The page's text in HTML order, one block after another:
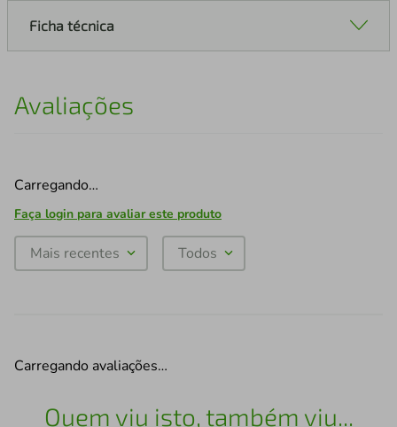
Ficha técnica
Avaliações
Carregando…
Faça login para avaliar este produto
Mais recentes Todos
Carregando avaliações…
Quem viu isto, também viu...